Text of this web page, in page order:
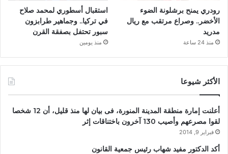
رودري يمنح برشلونة الضوء
الأخضر.. وصراع مرتقب مع ريال
مدريد
منذ 24 ساعة
استقبال أسطوري لمحمد صلاح
في تركيا.. وجماهير طرابزون
سبور تحتفل بصفقة القرن
منذ يومين
الأكثر شيوعا
أعلنت إمارة منطقة المدينة المنورة، فى بيان لها منذ قليل، أن 12 شخصا
لقوا مصرعهم وأصيب 130 آخرون باختناقات إثر
فبراير 9, 2014
أكد الدكتور مفيد شهاب رئيس جمعية القانون